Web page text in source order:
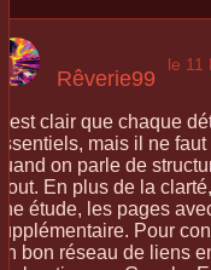
Rêverie99
le 11
C'est clair que chaque
essentiels, mais il ne
quand on parle de
atout. En plus de la
une étude, les pages
supplémentaire. Pour
Un bon réseau de liens